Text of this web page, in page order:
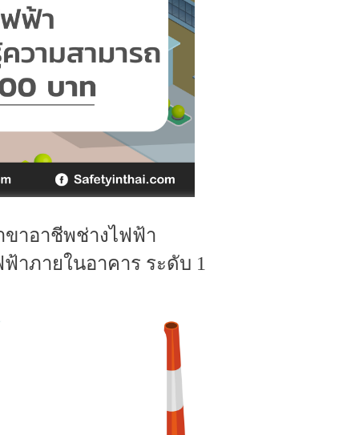
ขาอาชีพช่างไฟฟ้า
าภายในอาคาร ระดับ 1